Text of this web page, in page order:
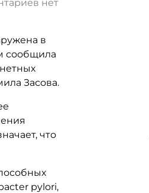
нет
в
сообщила
Засова.
что
pylori,